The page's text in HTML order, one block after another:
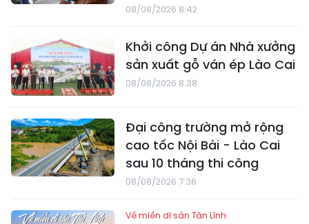
08/08/2026 8:42
Khởi công Dự án Nhà xưởng
sản xuất gỗ ván ép Lào Cai
08/08/2026 8:38
Đại công trường mở rộng
cao tốc Nội Bài - Lào Cai
sau 10 tháng thi công
08/08/2026 7:36
Về miền di sản Tân Lĩnh